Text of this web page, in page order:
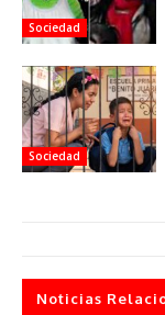
Sociedad
Sociedad
Noticias